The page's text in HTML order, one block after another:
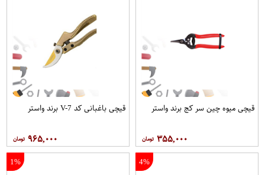
قیچی میوه چین سر کج برند واستر
۳۵۵,۰۰۰
قیچی باغبانی کد V-7 برند واستر
۹۶۵,۰۰۰
4%
1%